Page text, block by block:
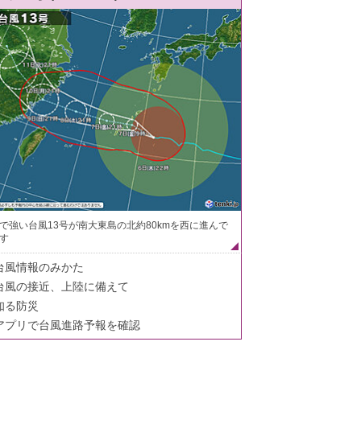
強い台風13号が南大東島の北約80kmを西に進んで
風情報のみかた
風の接近、上陸に備えて
る防災
プリで台風進路予報を確認